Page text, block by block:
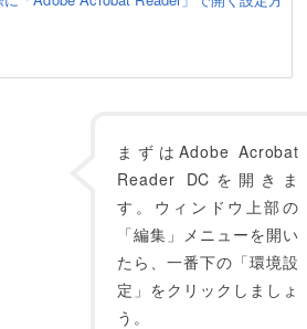
まずはAdobe Acrobat
Reader DCを開きま
す。ウィンドウ上部の
「編集」メニューを開い
たら、一番下の「環境設
定」をクリックしましょ
う。